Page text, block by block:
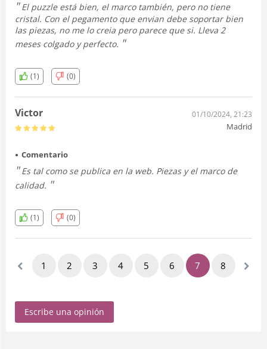
El puzzle está bien, el marco también, pero no tiene
cristal. Con el pegamento que envian debe soportar bien
las piezas, no me lo creia pero parece que si. Lleva 2
meses colgado y perfecto.
(1) (0)
Victor 01/10/2024, 21:23
Madrid
Comentario
Es tal como se publica en la web. Piezas y el marco de
calidad.
(1) (0)
1 2 3 4 5 6 7 8
Escribe una opinión